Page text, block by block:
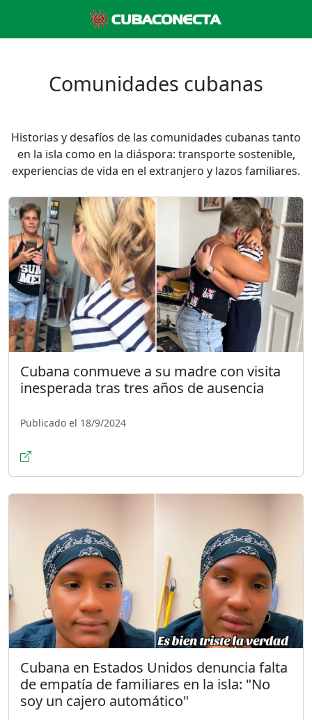
Comunidades cubanas
Historias y desafíos de las comunidades cubanas tanto
en la isla como en la diáspora: transporte sostenible,
experiencias de vida en el extranjero y lazos familiares.
Cubana conmueve a su madre con visita
inesperada tras tres años de ausencia
Publicado el 18/9/2024
Cubana en Estados Unidos denuncia falta
de empatía de familiares en la isla: "No
soy un cajero automático"